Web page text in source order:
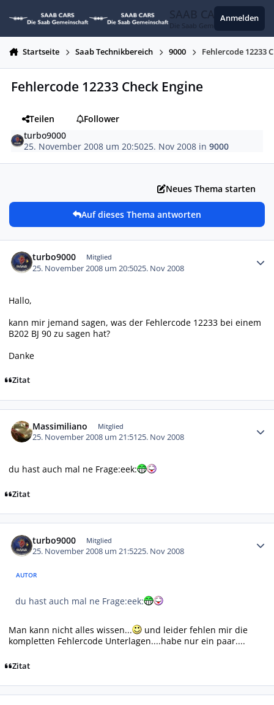
SAAB CARS
Die Saab Gemeinschaft
Anmelden
Startseite Saab Technikbereich 9000 Fehlercode 12233
Fehlercode 12233 Check Engine
Teilen
Follower
turbo9000
25. November 2008 um 20:5025. Nov 2008 in9000
Neues Thema starten
Auf dieses Thema antworten
turbo9000 Mitglied
25. November 2008 um 20:5025. Nov 2008
Hallo,
kann mir jemand sagen, was der Fehlercode 12233 bei einem
B202 BJ 90 zu sagen hat?
Danke
Zitat
Massimiliano Mitglied
25. November 2008 um 21:5125. Nov 2008
du hast auch mal ne Frage:eek:
Zitat
turbo9000 Mitglied
25. November 2008 um 21:5225. Nov 2008
AUTOR
du hast auch mal ne Frage:eek:
Man kann nicht alles wissen...
und leider fehlen mir die
kompletten Fehlercode Unterlagen....habe nur ein paar....
Zitat